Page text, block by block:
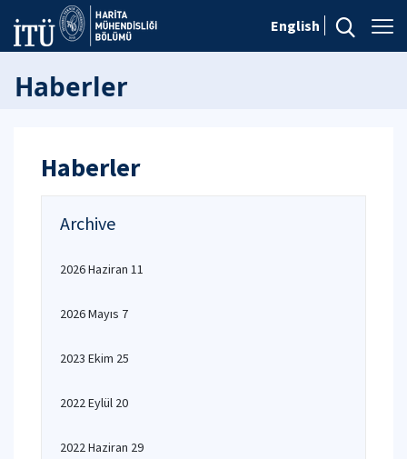
English
Haberler
Haberler
Archive
2026 Haziran 11
2026 Mayıs 7
2023 Ekim 25
2022 Eylül 20
2022 Haziran 29